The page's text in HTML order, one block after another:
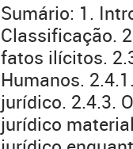
Sumário: 1.
Classificação.
fatos ilícitos.
Humanos.
jurídico. 2.4.3.
jurídico